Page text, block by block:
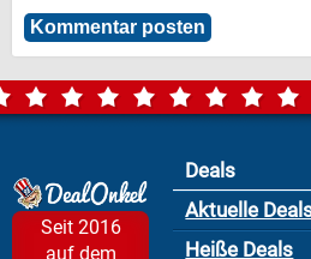
Seit 2016
auf dem
Deals
Aktuelle
Heiße Deals